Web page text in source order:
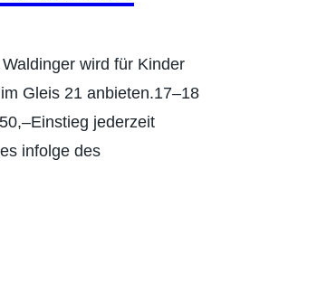
wird für Kinder
Gleis 21 anbieten.17–18
jederzeit
infolge des